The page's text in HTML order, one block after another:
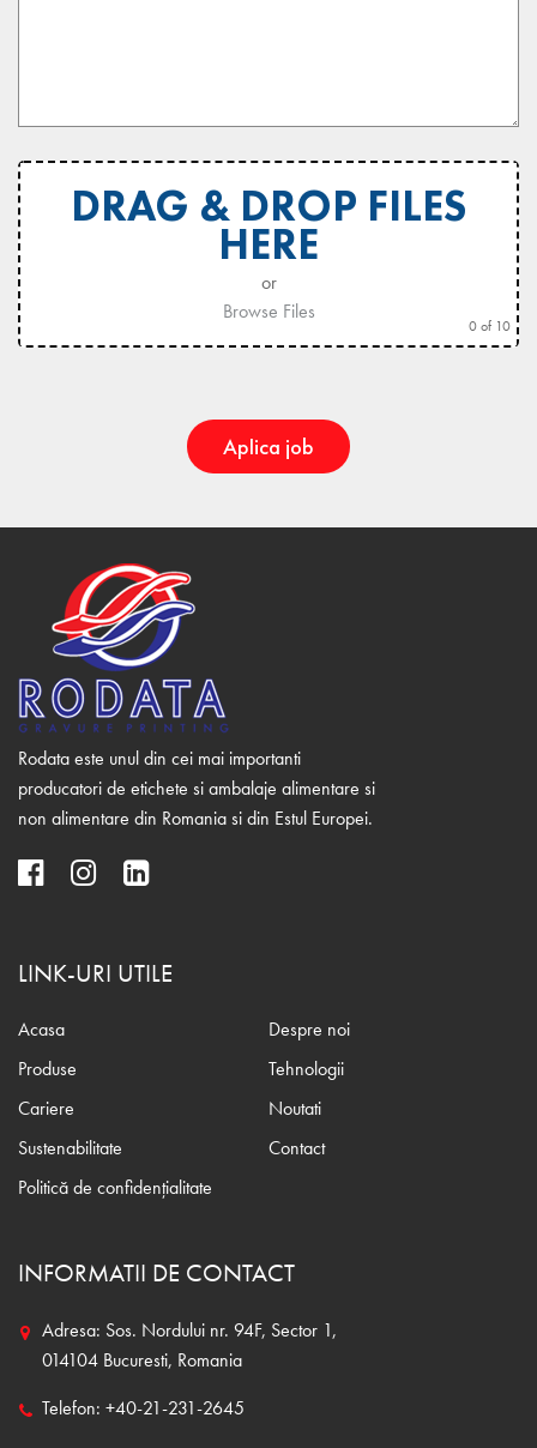
DRAG & DROP FILES
HERE
or
Browse Files
0 of 10
Aplica job
Rodata este unul din cei mai importanti
producatori de etichete si ambalaje alimentare si
non alimentare din Romania si din Estul Europei.
LINK-URI UTILE
Acasa Despre noi
Produse Tehnologii
Cariere Noutati
Sustenabilitate Contact
Politică de confidențialitate
INFORMATII DE CONTACT
Adresa: Sos. Nordului nr. 94F, Sector 1,
014104 Bucuresti, Romania
Telefon: +40-21-231-2645